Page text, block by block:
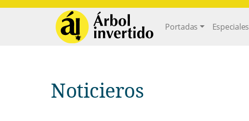
Main navigation
Portadas Especiales
Noticieros